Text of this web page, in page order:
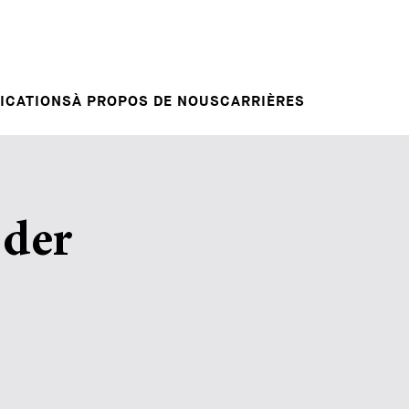
À PROPOS DE NOUSCARRIÈRES